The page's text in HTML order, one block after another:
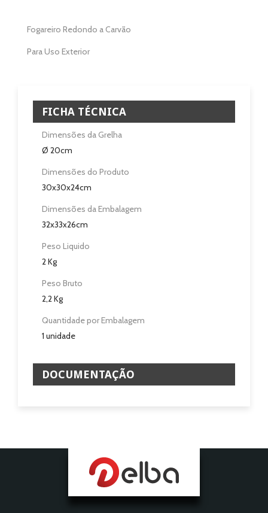
Eletrodomésticos
Sobre
Assistência Técnica
Fogareiro Redondo a Carvão
Para Uso Exterior
FICHA TÉCNICA
Dimensões da Grelha
Ø 20cm
Dimensões do Produto
30x30x24cm
Dimensões da Embalagem
32x33x26cm
Peso Liquido
2 Kg
Peso Bruto
2,2 Kg
Quantidade por Embalagem
1 unidade
DOCUMENTAÇÃO